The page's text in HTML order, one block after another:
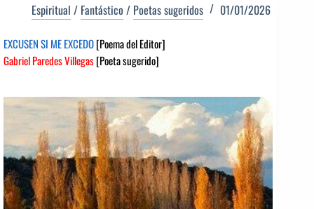
Espiritual / Fantástico / Poetas sugeridos 01/01/2026
EXCUSEN SI ME EXCEDO[Poema del Editor]
Gabriel Paredes Villegas[Poeta sugerido]